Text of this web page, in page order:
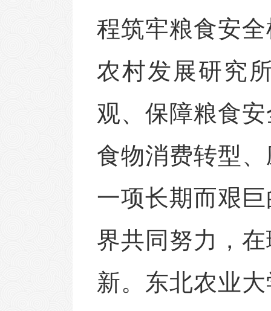
程筑牢粮食安
农村发展研究
观、保障粮食
食物消费转型、
一项长期而艰
界共同努力，在
新。东北农业